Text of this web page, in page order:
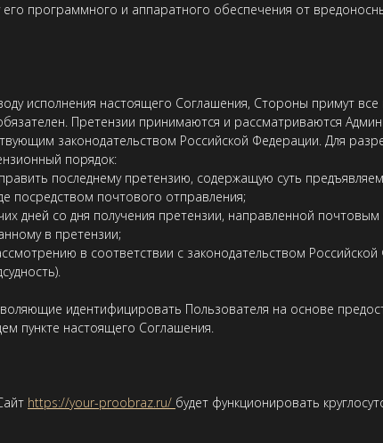
программного и аппаратного обеспечения от
исполнения настоящего Соглашения, Стороны примут
Претензии принимаются и рассматриваются
законодательством Российской Федерации. Для
порядок:
последнему претензию, содержащую суть
посредством почтового отправления;
дней со дня получения претензии, направленной
в претензии;
в соответствии с законодательством
идентифицировать Пользователя на основе
пункте настоящего Соглашения.
https://your-proobraz.ru/ будет функционировать